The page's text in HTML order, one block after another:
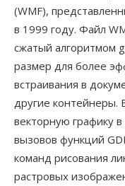
(WMF),
в 1999 году. Файл
сжатый алгоритмом
размер для более
встраивания в
другие контейнеры.
векторную графику
вызовов функций
команд рисования
растровых